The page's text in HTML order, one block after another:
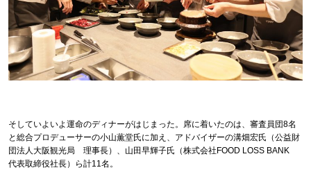
そしていよいよ運命のディナーがはじまった。席に着いたのは、審査員団8名
と総合プロデューサーの小山薫堂氏に加え、アドバイザーの溝畑宏氏（公益財
団法人大阪観光局 理事⻑）、山田早輝子氏（株式会社FOOD LOSS BANK
代表取締役社長）ら計11名。